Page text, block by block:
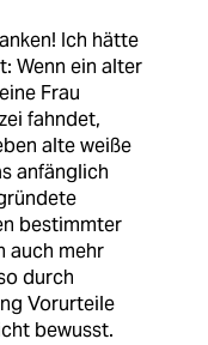
Ich hätte
Wenn ein alter
Frau
fahndet,
alte weiße
anfänglich
bestimmter
auch mehr
durch
Vorurteile
bewusst.